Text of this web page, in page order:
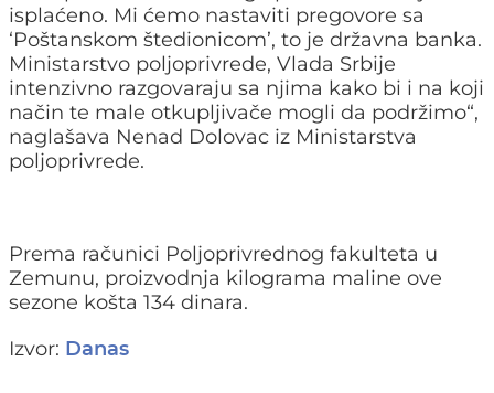
isplaćeno. Mi ćemo nastaviti pregovore sa
‘Poštanskom štedionicom’, to je državna banka.
Ministarstvo poljoprivrede, Vlada Srbije
intenzivno razgovaraju sa njima kako bi i na koji
način te male otkupljivače mogli da podržimo“,
naglašava Nenad Dolovac iz Ministarstva
poljoprivrede.
Prema računici Poljoprivrednog fakulteta u
Zemunu, proizvodnja kilograma maline ove
sezone košta 134 dinara.
Izvor: Danas